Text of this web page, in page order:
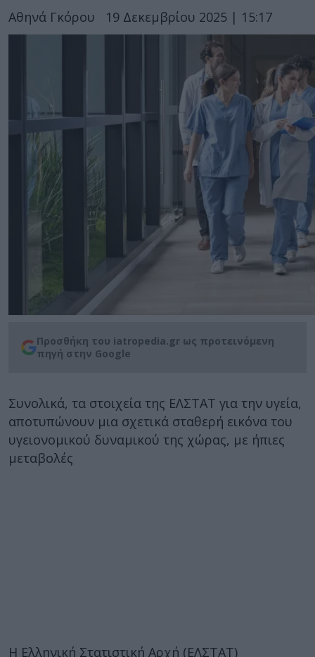
Αθηνά Γκόρου 19 Δεκεμβρίου 2025 | 15:17
Προσθήκη του iatropedia.gr ως προτεινόμενη
πηγή στην Google
Συνολικά, τα στοιχεία της ΕΛΣΤΑΤ για την υγεία,
αποτυπώνουν μια σχετικά σταθερή εικόνα του
υγειονομικού δυναμικού της χώρας, με ήπιες
μεταβολές
Η Ελληνική Στατιστική Αρχή (ΕΛΣΤΑΤ)